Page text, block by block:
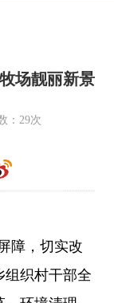
场靓丽新景
： 29次
障，切实改
组织村干部全